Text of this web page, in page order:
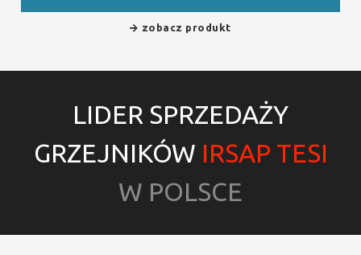
zobacz produkt
LIDER SPRZEDAŻY
GRZEJNIKÓW IRSAP TESI
W POLSCE